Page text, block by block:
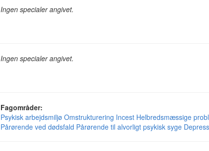
Ingen specialer angivet.
Ingen specialer angivet.
Fagområder:
Psykisk arbejdsmiljø Omstrukturering Incest Helbredsmæssige
Pårørende ved dødsfald Pårørende til alvorligt psykisk syge